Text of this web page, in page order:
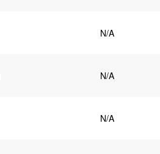
N/A
N/A
N/A